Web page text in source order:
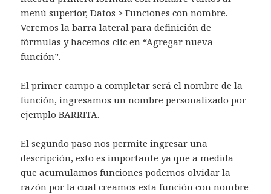
menú superior, Datos > Funciones con nombre.
Veremos la barra lateral para definición de
fórmulas y hacemos clic en “Agregar nueva
función”.
El primer campo a completar será el nombre de la
función, ingresamos un nombre personalizado por
ejemplo BARRITA.
El segundo paso nos permite ingresar una
descripción, esto es importante ya que a medida
que acumulamos funciones podemos olvidar la
razón por la cual creamos esta función con nombre